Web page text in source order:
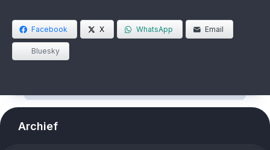
Facebook X WhatsApp Email
Bluesky
Archief